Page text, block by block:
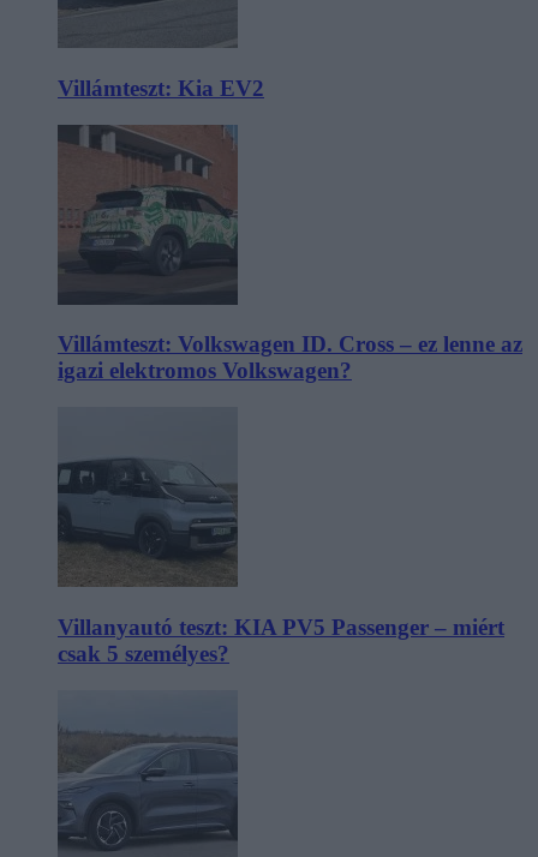
Villámteszt: Kia EV2
Villámteszt: Volkswagen ID. Cross – ez lenne az
igazi elektromos Volkswagen?
Villanyautó teszt: KIA PV5 Passenger – miért
csak 5 személyes?